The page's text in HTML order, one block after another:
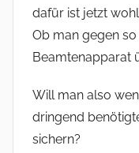
dafür ist jetzt
Ob man gegen
Beamtenapparat
Will man also
dringend
sichern?